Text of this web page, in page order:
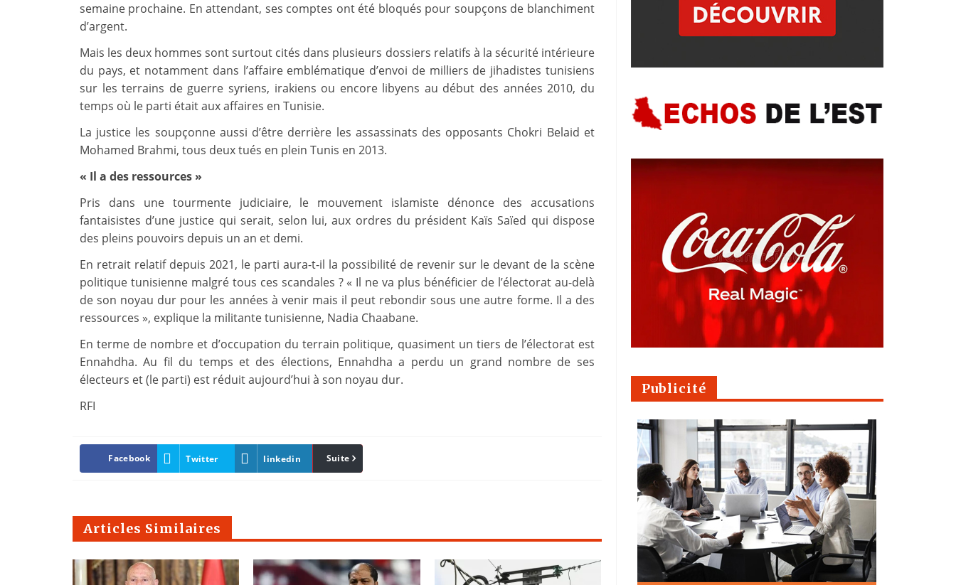
semaine prochaine. En attendant, ses comptes ont été bloqués pour soupçons de blanchiment
d’argent.
Mais les deux hommes sont surtout cités dans plusieurs dossiers relatifs à la sécurité intérieure
du pays, et notamment dans l’affaire emblématique d’envoi de milliers de jihadistes tunisiens
sur les terrains de guerre syriens, irakiens ou encore libyens au début des années 2010, du
temps où le parti était aux affaires en Tunisie.
La justice les soupçonne aussi d’être derrière les assassinats des opposants Chokri Belaid et
Mohamed Brahmi, tous deux tués en plein Tunis en 2013.
« Il a des ressources »
Pris dans une tourmente judiciaire, le mouvement islamiste dénonce des accusations
fantaisistes d’une justice qui serait, selon lui, aux ordres du président Kaïs Saïed qui dispose
des pleins pouvoirs depuis un an et demi.
En retrait relatif depuis 2021, le parti aura-t-il la possibilité de revenir sur le devant de la scène
politique tunisienne malgré tous ces scandales ? « Il ne va plus bénéficier de l’électorat au-delà
de son noyau dur pour les années à venir mais il peut rebondir sous une autre forme. Il a des
ressources », explique la militante tunisienne, Nadia Chaabane.
En terme de nombre et d’occupation du terrain politique, quasiment un tiers de l’électorat est
Ennahdha. Au fil du temps et des élections, Ennahdha a perdu un grand nombre de ses
électeurs et (le parti) est réduit aujourd’hui à son noyau dur.
RFI
Facebook Twitter linkedin Pinterest
Suite
Articles Similaires
Publicité